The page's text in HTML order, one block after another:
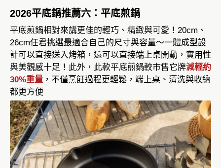
2026平底鍋推薦六：平底煎鍋
平底煎鍋相對來講更佳的輕巧、精緻與可愛！20cm、
26cm任君挑選最適合自己的尺寸與容量～一體成型設
計可以直接送入烤箱，還可以直接端上桌開動，實用性
與美觀感十足！此外，此款平底煎鍋較市售它牌減輕約
30%重量 ，不僅烹飪過程更輕鬆，端上桌、清洗與收納
都更方便